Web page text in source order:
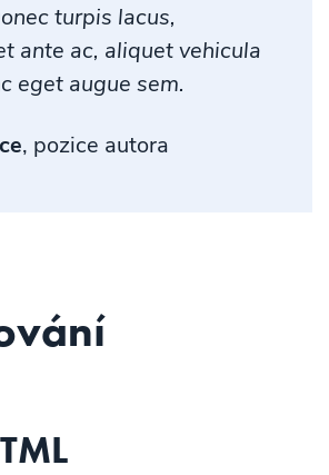
turpis lacus,
ante ac, aliquet vehicula
eget augue sem.
, pozice autora